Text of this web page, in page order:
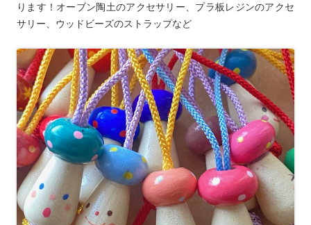
ります！オーブン陶土のアクセサリー、プラ板レジンのアクセ
サリー、ウッドビーズのストラップなど